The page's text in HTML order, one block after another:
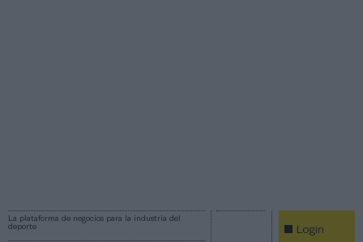
La plataforma de negocios para la industria del
deporte
Login